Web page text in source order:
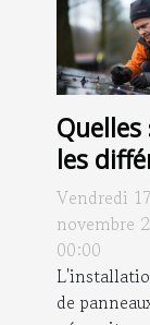
les
étapes de
d'un kit
solaires
Vendredi 17
novembre
00:00
de